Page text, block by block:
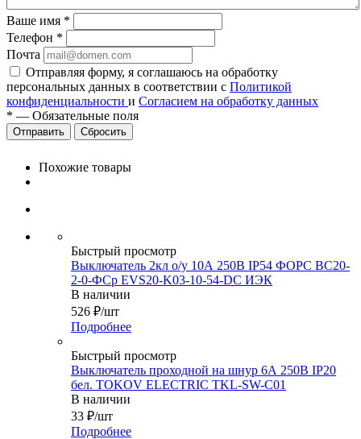
Ваше имя *
Телефон *
Почта
Отправляя форму, я соглашаюсь на обработку
персональных данных в соответствии с Политикой
конфиденциальности и Согласием на обработку данных
* — Обязательные поля
Сбросить
Похожие товары
Быстрый просмотр
Выключатель 2кл о/у 10А 250В IP54 ФОРС ВС20-
2-0-ФСр EVS20-K03-10-54-DC ИЭК
В наличии
526 ₽/шт
Подробнее
Быстрый просмотр
Выключатель проходной на шнур 6А 250В IP20
бел. TOKOV ELECTRIC TKL-SW-C01
В наличии
33 ₽/шт
Подробнее